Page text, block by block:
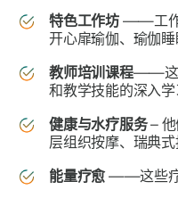
特色工作坊——工作
开心扉瑜伽、瑜伽睡
教师培训课程——这
和教学技能的深入学
健康与水疗服务–
层组织按摩、瑞典式
能量疗愈——这些疗